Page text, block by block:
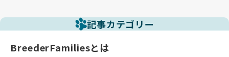
記事カテゴリー
BreederFamiliesとは